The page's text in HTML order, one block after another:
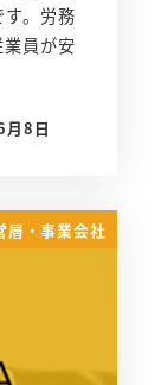
。労務
員が安
8日
層・事業会社